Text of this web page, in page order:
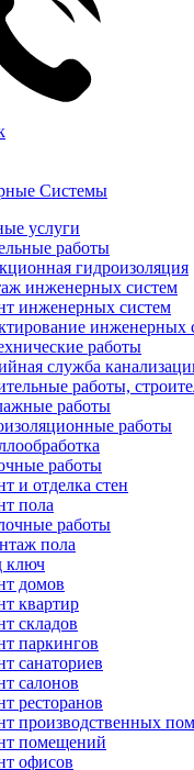
Системы
услуги
работы
гидроизоляция
инженерных систем
инженерных систем
инженерных
работы
служба
работы,
работы
работы
работы
и отделка стен
пола
работы
пола
ключ
домов
квартир
складов
паркингов
санаториев
салонов
ресторанов
производственных
помещений
офисов